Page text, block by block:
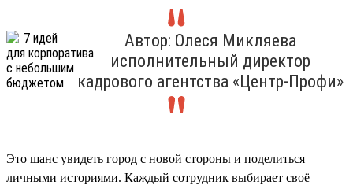
Автор: Олеся Микляева
исполнительный директор
кадрового агентства «Центр-Профи»
Это шанс увидеть город с новой стороны и поделиться
личными историями. Каждый сотрудник выбирает своё